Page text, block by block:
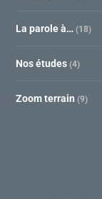
La parole à… (18)
Nos études (4)
Zoom terrain (9)